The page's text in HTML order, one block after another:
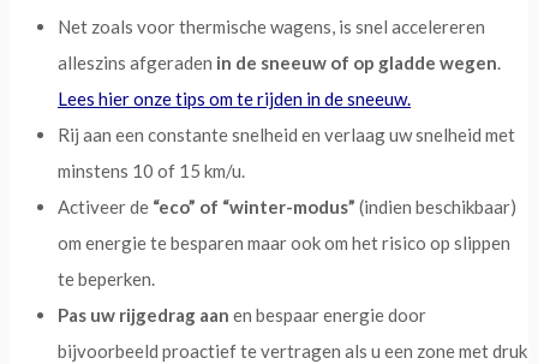
Net zoals voor thermische wagens, is snel accelereren
alleszins afgeraden in de sneeuw of op gladde wegen.
Lees hier onze tips om te rijden in de sneeuw.
Rij aan een constante snelheid en verlaag uw snelheid met
minstens 10 of 15 km/u.
Activeer de “eco” of “winter-modus” (indien beschikbaar)
om energie te besparen maar ook om het risico op slippen
te beperken.
Pas uw rijgedrag aan en bespaar energie door
bijvoorbeeld proactief te vertragen als u een zone met druk